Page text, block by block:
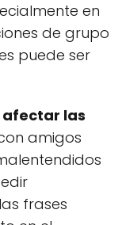
en
de grupo
puede ser
afectar las
amigos
frases